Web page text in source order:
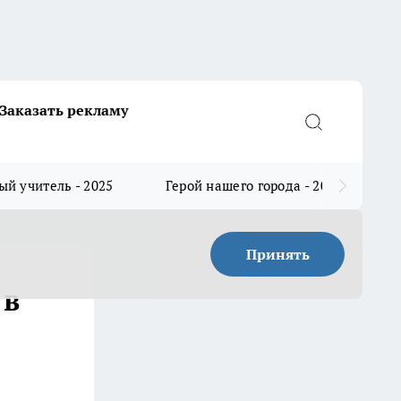
Заказать рекламу
учитель - 2025 Герой нашего города - 2025
Принять